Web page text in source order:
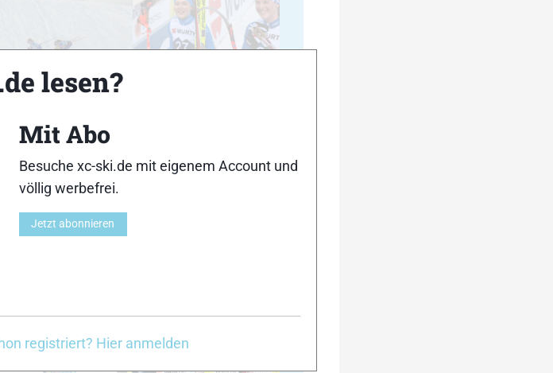
lesen?
Mit Abo
Besuche xc-ski.de mit eigenem Account und
völlig werbefrei.
Jetzt abonnieren
registriert? Hier anmelden